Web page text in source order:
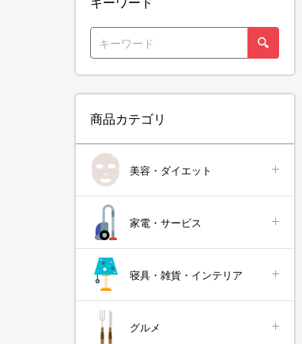
商品カテゴリ
美容・ダイエット
家電・サービス
寝具・雑貨・インテリア
グルメ